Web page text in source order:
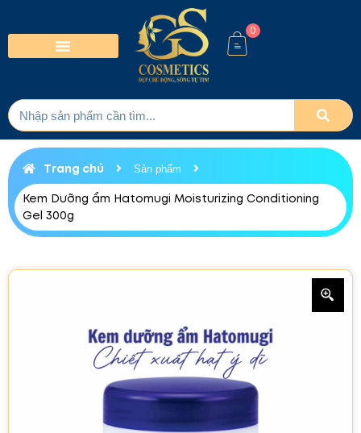
0
Trang chủ Sản phẩm
Kem Dưỡng ẩm Hatomugi Moisturizing Conditioning
Gel 300g